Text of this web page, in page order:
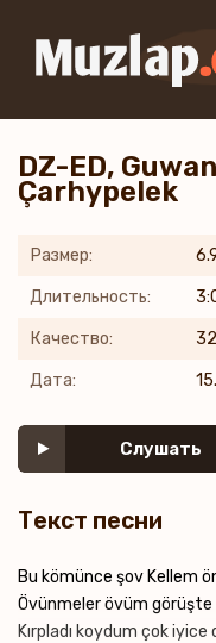
DZ-ED,
Çarhypelek
Размер:
Длительность:
Качество:
Дата:
Слушать
Текст песни
Bu kömünce şov Kellem
Övünmeler övüm görüşte
Kırpladı koydum çok iyice